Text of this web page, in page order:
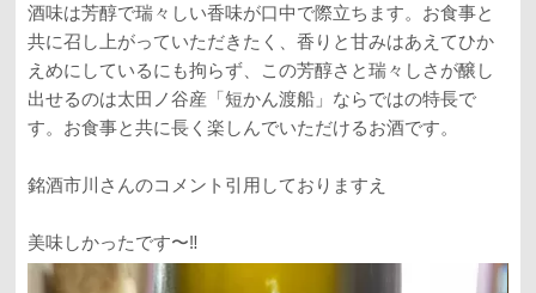
酒味は芳醇で瑞々しい香味が口中で際立ちます。お食事と
共に召し上がっていただきたく、香りと甘みはあえてひか
えめにしているにも拘らず、この芳醇さと瑞々しさが醸し
出せるのは太田ノ谷産「短かん渡船」ならではの特長で
す。お食事と共に長く楽しんでいただけるお酒です。
銘酒市川さんのコメント引用しておりますえ
美味しかったです〜‼️